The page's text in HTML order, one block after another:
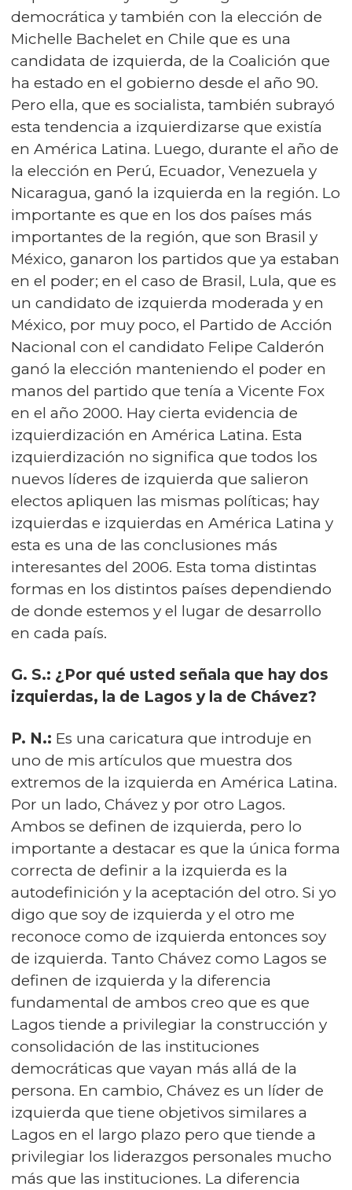
democrática y también con la elección de
Michelle Bachelet en Chile que es una
candidata de izquierda, de la Coalición que
ha estado en el gobierno desde el año 90.
Pero ella, que es socialista, también subrayó
esta tendencia a izquierdizarse que existía
en América Latina. Luego, durante el año de
la elección en Perú, Ecuador, Venezuela y
Nicaragua, ganó la izquierda en la región. Lo
importante es que en los dos países más
importantes de la región, que son Brasil y
México, ganaron los partidos que ya estaban
en el poder; en el caso de Brasil, Lula, que es
un candidato de izquierda moderada y en
México, por muy poco, el Partido de Acción
Nacional con el candidato Felipe Calderón
ganó la elección manteniendo el poder en
manos del partido que tenía a Vicente Fox
en el año 2000. Hay cierta evidencia de
izquierdización en América Latina. Esta
izquierdización no significa que todos los
nuevos líderes de izquierda que salieron
electos apliquen las mismas políticas; hay
izquierdas e izquierdas en América Latina y
esta es una de las conclusiones más
interesantes del 2006. Esta toma distintas
formas en los distintos países dependiendo
de donde estemos y el lugar de desarrollo
en cada país.
G. S.: ¿Por qué usted señala que hay dos
izquierdas, la de Lagos y la de Chávez?
P. N.: Es una caricatura que introduje en
uno de mis artículos que muestra dos
extremos de la izquierda en América Latina.
Por un lado, Chávez y por otro Lagos.
Ambos se definen de izquierda, pero lo
importante a destacar es que la única forma
correcta de definir a la izquierda es la
autodefinición y la aceptación del otro. Si yo
digo que soy de izquierda y el otro me
reconoce como de izquierda entonces soy
de izquierda. Tanto Chávez como Lagos se
definen de izquierda y la diferencia
fundamental de ambos creo que es que
Lagos tiende a privilegiar la construcción y
consolidación de las instituciones
democráticas que vayan más allá de la
persona. En cambio, Chávez es un líder de
izquierda que tiene objetivos similares a
Lagos en el largo plazo pero que tiende a
privilegiar los liderazgos personales mucho
más que las instituciones. La diferencia